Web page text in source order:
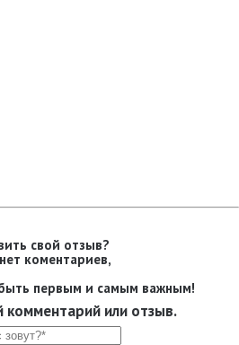
свой отзыв?
коментариев,
первым и самым важным!
комментарий или отзыв.